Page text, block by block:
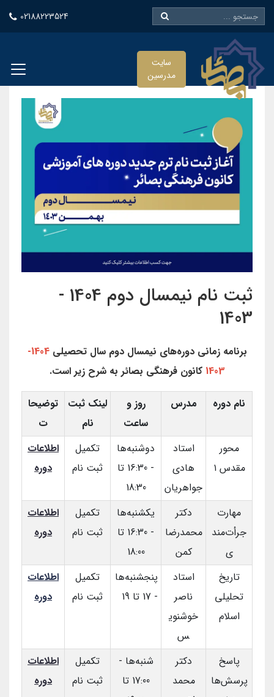
02188223524
سایت
مدرسین
ثبت نام نیمسال دوم 1404 -
1403
برنامه زمانی دوره‌های نیمسال دوم سال تحصیلی
1404-
1403 کانون فرهنگی بصائر به شرح زیر است.
نام دوره مدرس
روز و
ساعت
لینک ثبت
نام
توضیحا
ت
محور
مقدس ۱
استاد
هادی
جواهریان
دوشنبه‌ها
- 16:30 تا
18:30
تکمیل
ثبت نام
اطلاعات
دوره
مهارت
جرأت‌مند
ی
دکتر
محمدرضا
کمن
یکشنبه‌ها
- 16:30 تا
18:00
تکمیل
ثبت نام
اطلاعات
دوره
تاریخ
تحلیلی
اسلام
استاد
ناصر
خوشنوی
س
پنجشنبه‌ها
- 17 تا 19
تکمیل
ثبت نام
اطلاعات
دوره
پاسخ
پرسش‌ها
دکتر
محمد
شنبه‌ها -
17:00 تا
تکمیل
ثبت نام
اطلاعات
دوره